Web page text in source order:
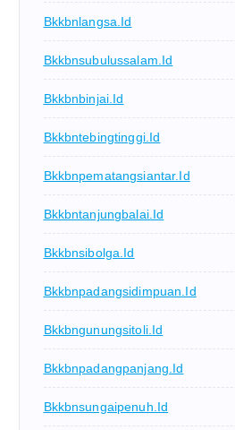
Bkkbnlangsa.id
Bkkbnsubulussalam.id
Bkkbnbinjai.id
Bkkbntebingtinggi.id
Bkkbnpematangsiantar.id
Bkkbntanjungbalai.id
Bkkbnsibolga.id
Bkkbnpadangsidimpuan.id
Bkkbngunungsitoli.id
Bkkbnpadangpanjang.id
Bkkbnsungaipenuh.id